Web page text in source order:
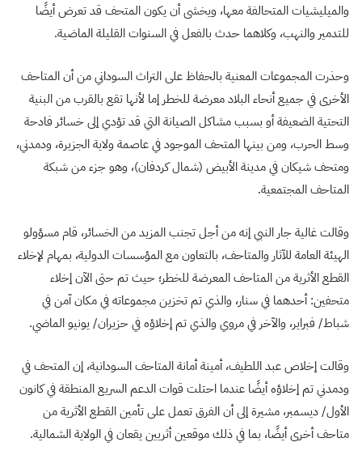
والميليشيات المتحالفة معها، ويخشى أن يكون المتحف قد تعرض أيضًا
للتدمير والنهب، وكلاهما حدث بالفعل في السنوات القليلة الماضية.
وحذرت المجموعات المعنية بالحفاظ على التراث السوداني من أن المتاحف
الأخرى في جميع أنحاء البلاد معرضة للخطر إما لأنها تقع بالقرب من البنية
التحتية الضعيفة أو بسبب مشاكل الصيانة التي قد تؤدي إلى خسائر فادحة
وسط الحرب، ومن بينها المتحف الموجود في عاصمة ولاية الجزيرة، ودمدني،
ومتحف شيكان في مدينة الأبيض (شمال كردفان)، وهو جزء من شبكة
المتاحف المجتمعية.
وقالت غالية جار النبي إنه من أجل تجنب المزيد من الخسائر، قام مسؤولو
الهيئة العامة للآثار والمتاحف، بالتعاون مع المؤسسات الدولية، بمهام لإخلاء
القطع الأثرية من المتاحف المعرضة للخطر؛ حيث تم حتى الآن إخلاء
متحفين: أحدهما في سنار، والذي تم تخزين مجموعاته في مكان آمن في
شباط/ فبراير، والآخر في مروي والذي تم إخلاؤه في حزيران/ يونيو الماضي.
وقالت إخلاص عبد اللطيف، أمينة أمانة المتاحف السودانية، إن المتحف في
ودمدني تم إخلاؤه أيضًا عندما احتلت قوات الدعم السريع المنطقة في كانون
الأول/ ديسمبر، مشيرة إلى أن الفرق تعمل على تأمين القطع الأثرية من
متاحف أخرى أيضًا، بما في ذلك موقعين أثريين يقعان في الولاية الشمالية.